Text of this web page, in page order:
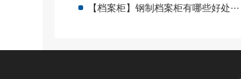
【档案柜】钢制档案柜有哪些好处···